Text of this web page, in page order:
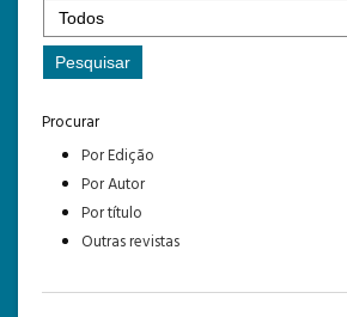
Procurar
Por Edição
Por Autor
Por título
Outras revistas